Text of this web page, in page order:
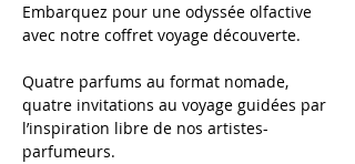
Embarquez pour une odyssée olfactive
avec notre coffret voyage découverte.
Quatre parfums au format nomade,
quatre invitations au voyage guidées par
l’inspiration libre de nos artistes-
parfumeurs.